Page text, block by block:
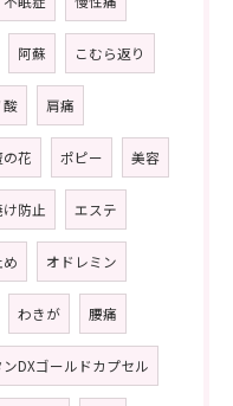
阿蘇 こむら返り
酸 肩痛
花 ポピー 美容
け防止 エステ
オドレミン
わきが 腰痛
DXゴールドカプセル